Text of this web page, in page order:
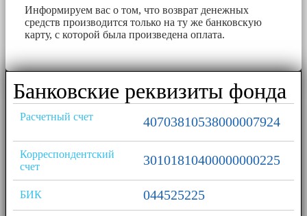
Информируем вас о том, что возврат денежных
средств производится только на ту же банковскую
карту, с которой была произведена оплата.
Банковские реквизиты фонда
Расчетный счет 40703810538000007924
Корреспондентский
счет
30101810400000000225
БИК 044525225